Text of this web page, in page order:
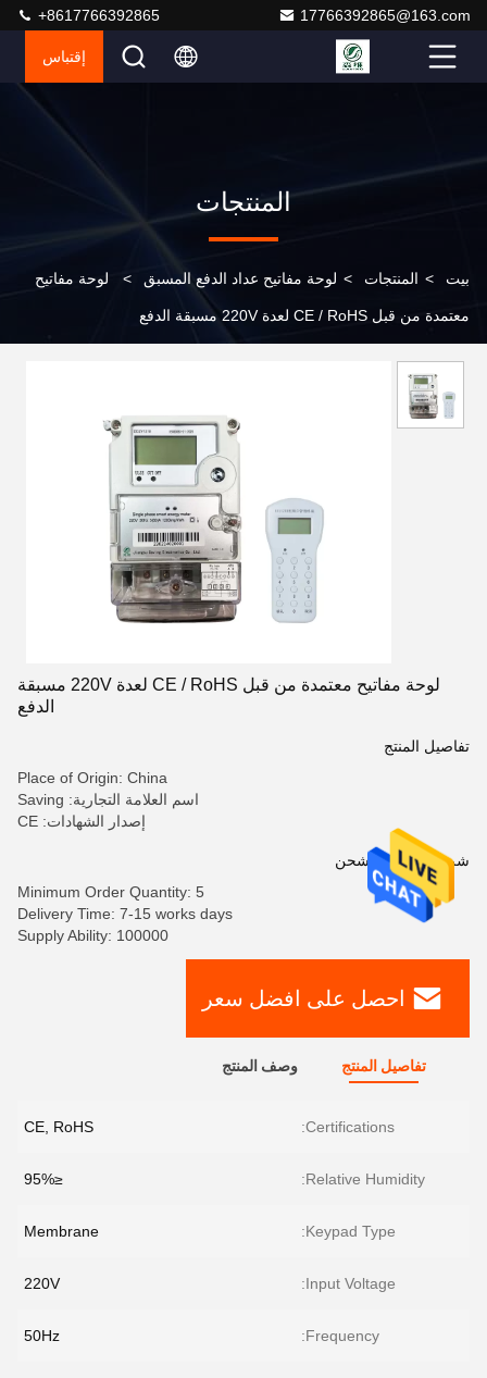
17766392865@163.com
+8617766392865
إقتباس
المنتجات
بيت > المنتجات > لوحة مفاتيح عداد الدفع المسبق > لوحة مفاتيح
معتمدة من قبل CE / RoHS لعدة 220V مسبقة الدفع
لوحة مفاتيح معتمدة من قبل CE / RoHS لعدة 220V مسبقة
الدفع
تفاصيل المنتج
Place of Origin: China
اسم العلامة التجارية: Saving
إصدار الشهادات: CE
شروط الدفع والشحن
Minimum Order Quantity: 5
Delivery Time: 7-15 works days
Supply Ability: 100000
احصل على افضل سعر
تفاصيل المنتج وصف المنتج
Certifications:
CE, RoHS
Relative Humidity:
≤95%
Keypad Type:
Membrane
Input Voltage:
220V
Frequency:
50Hz